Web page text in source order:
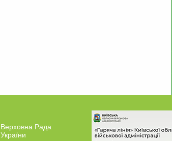
Верховна Рада
України